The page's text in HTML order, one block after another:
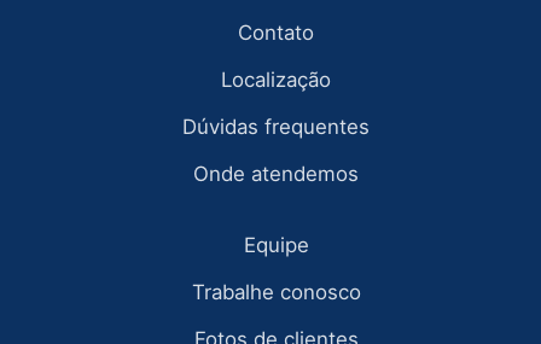
Contato
Localização
Dúvidas frequentes
Onde atendemos
Equipe
Trabalhe conosco